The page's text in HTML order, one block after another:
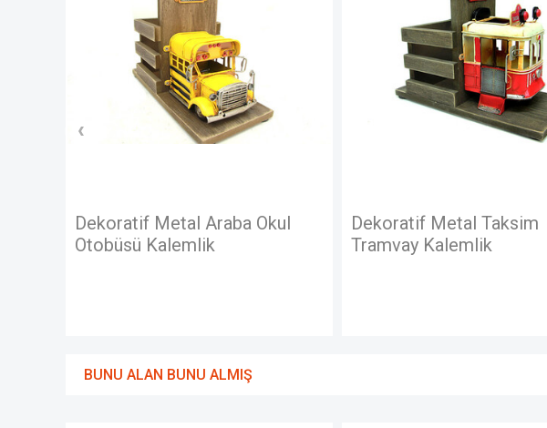
Dekoratif Metal Araba Okul
Otobüsü Kalemlik
Dekoratif Metal Taksim
Tramvay Kalemlik
BUNU ALAN BUNU ALMIŞ